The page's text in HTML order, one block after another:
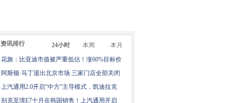
讯排行 本月
本周
24小时
花旗：比亚迪市值被严重低估！涨60%目标价
142港元
阿斯顿·马丁退出北京市场 三家门店全部关闭
上汽通用2.0开启“中方”主导模式，凯迪拉克
变中国研发
别克至境E7十月在韩国销售！上汽通用开启